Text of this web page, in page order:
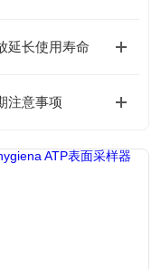
延长使用寿命
注意事项